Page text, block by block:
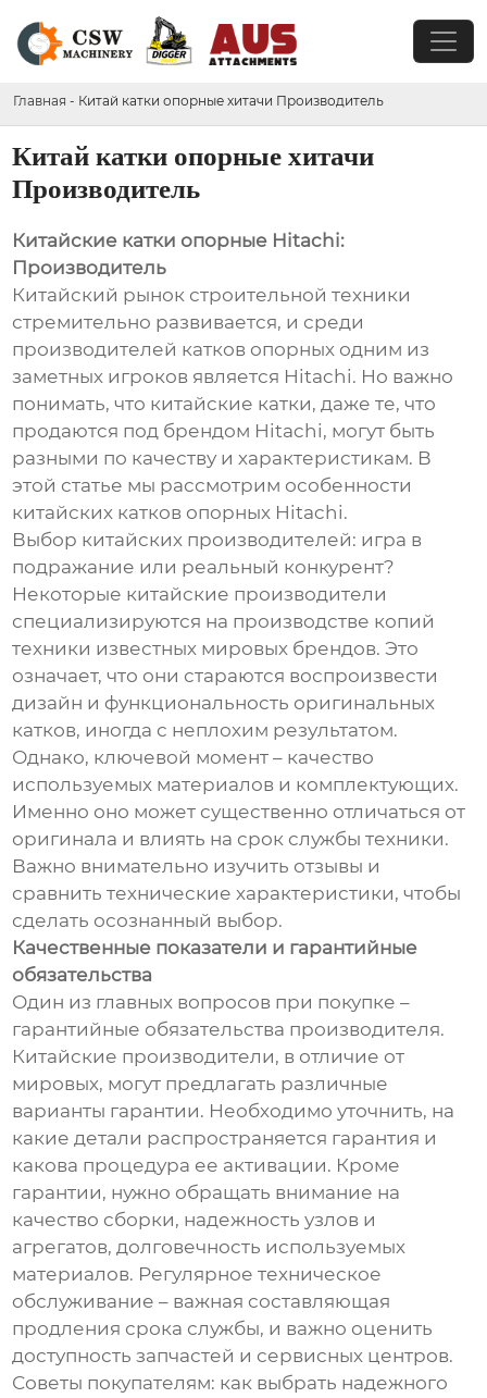
Главная - Китай катки опорные хитачи Производитель
Китай катки опорные хитачи
Производитель
Китайские катки опорные Hitachi:
Производитель
Китайский рынок строительной техники
стремительно развивается, и среди
производителей катков опорных одним из
заметных игроков является Hitachi. Но важно
понимать, что китайские катки, даже те, что
продаются под брендом Hitachi, могут быть
разными по качеству и характеристикам. В
этой статье мы рассмотрим особенности
китайских катков опорных Hitachi.
Выбор китайских производителей: игра в
подражание или реальный конкурент?
Некоторые китайские производители
специализируются на производстве копий
техники известных мировых брендов. Это
означает, что они стараются воспроизвести
дизайн и функциональность оригинальных
катков, иногда с неплохим результатом.
Однако, ключевой момент – качество
используемых материалов и комплектующих.
Именно оно может существенно отличаться от
оригинала и влиять на срок службы техники.
Важно внимательно изучить отзывы и
сравнить технические характеристики, чтобы
сделать осознанный выбор.
Качественные показатели и гарантийные
обязательства
Один из главных вопросов при покупке –
гарантийные обязательства производителя.
Китайские производители, в отличие от
мировых, могут предлагать различные
варианты гарантии. Необходимо уточнить, на
какие детали распространяется гарантия и
какова процедура ее активации. Кроме
гарантии, нужно обращать внимание на
качество сборки, надежность узлов и
агрегатов, долговечность используемых
материалов. Регулярное техническое
обслуживание – важная составляющая
продления срока службы, и важно оценить
доступность запчастей и сервисных центров.
Советы покупателям: как выбрать надежного